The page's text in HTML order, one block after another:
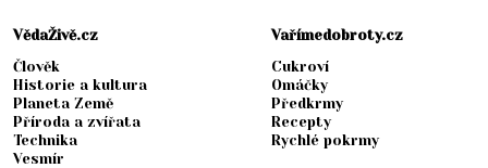
VědaŽivě.cz
Člověk
Historie a kultura
Planeta Země
Příroda a zvířata
Technika
Vesmír
Vařímedobroty.cz
Cukroví
Omáčky
Předkrmy
Recepty
Rychlé pokrmy